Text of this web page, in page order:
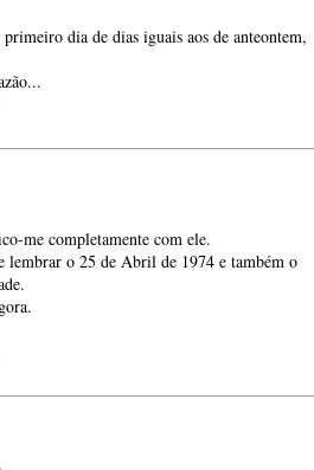
dia de dias iguais aos de anteontem,
me completamente com ele.
o 25 de Abril de 1974 e também o